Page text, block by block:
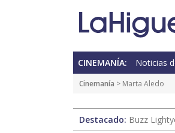
CINEMANÍA: Noticias
Cinemanía > Marta Aledo
Destacado: Buzz